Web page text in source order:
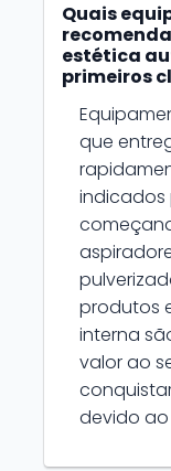
Quais
estética
primeiros
que
indicados
produtos
interna
valor ao
devido